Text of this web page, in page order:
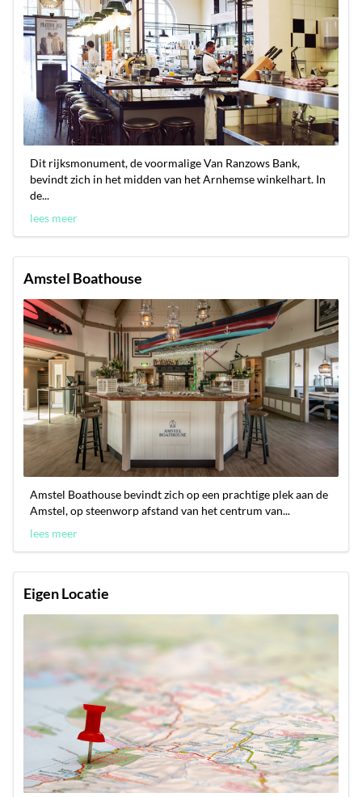
Dit rijksmonument, de voormalige Van Ranzows Bank,
bevindt zich in het midden van het Arnhemse winkelhart. In
de...
lees meer
Amstel Boathouse
Amstel Boathouse bevindt zich op een prachtige plek aan de
Amstel, op steenworp afstand van het centrum van...
lees meer
Eigen Locatie